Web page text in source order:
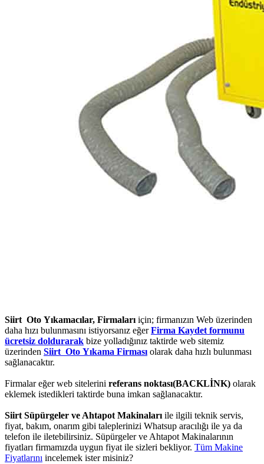
Siirt Oto Yıkamacılar, Firmalarıiçin; firmanızın Web üzerinden
daha hızı bulunmasını istiyorsanız eğerFirma Kaydet formunu
ücretsiz doldurarak bize yolladığınız taktirde web sitemiz
üzerinden Siirt Oto Yıkama Firmasıolarak daha hızlı bulunması
sağlanacaktır.
Firmalar eğer web sitelerini referans noktası(BACKLİNK) olarak
eklemek istedikleri taktirde buna imkan sağlanacaktır.
Siirt Süpürgeler ve Ahtapot Makinalarıile ilgili teknik servis,
fiyat, bakım, onarım gibi taleplerinizi Whatsup aracılığı ile ya da
telefon ile iletebilirsiniz. Süpürgeler ve Ahtapot Makinalarının
fiyatları firmamızda uygun fiyat ile sizleri bekliyor. Tüm Makine
Fiyatlarını incelemek ister misiniz?